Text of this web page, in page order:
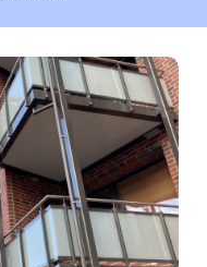
2023